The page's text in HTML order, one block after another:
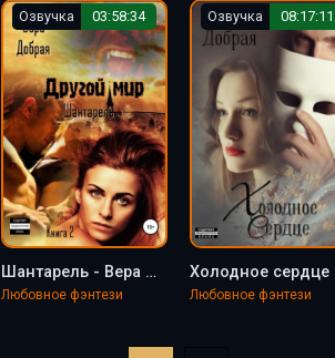
Озвучка 03:58:34
Шантарель - Вера Добрая
Любовное фэнтези
Озвучка 08:17:11
Любовное фэнтези